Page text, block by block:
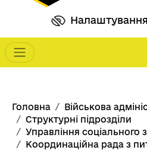
Main navigation
Рядок навіґації
Головна
Військова
Структурні підрозділи
Управління соціального
Координаційна рада з